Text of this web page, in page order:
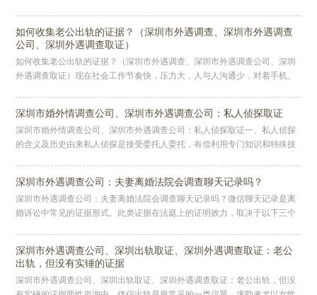
如何收集老公出轨的证据？（深圳市外遇调查、深圳市外遇调查
公司、深圳外遇调查取证）
如何收集老公出轨的证据？（深圳市外遇调查、深圳市外遇调查公司、深圳
外遇调查取证）现在社会工作节奏快，压力大，人与人沟通少，对着手机、
深圳市婚外情调查公司、深圳市外遇调查公司：私人侦探取证
深圳市婚外情调查公司、深圳市外遇调查公司：私人侦探取证一、私人侦探
的含义及历史由来私人侦探是接受委托人委托，有偿利用专门知识和特殊技
深圳市外遇调查公司：夫妻离婚法院会调查聊天记录吗？
深圳市外遇调查公司：夫妻离婚法院会调查聊天记录吗？微信聊天记录是离
婚诉讼中常见的证据形式。此类证据在法庭上的证明效力，取决于以下三个
深圳市外遇调查公司、深圳出轨取证、深圳外遇调查取证：老公
出轨，但没有实锤的证据
深圳市外遇调查公司、深圳出轨取证、深圳外遇调查取证：老公出轨，但没